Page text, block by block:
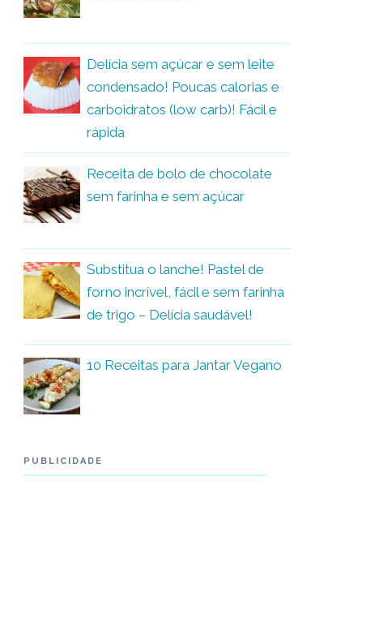
Delícia sem açúcar e sem leite
condensado! Poucas calorias e
carboidratos (low carb)! Fácil e
rápida
Receita de bolo de chocolate
sem farinha e sem açúcar
Substitua o lanche! Pastel de
forno incrível, fácil e sem farinha
de trigo – Delícia saudável!
10 Receitas para Jantar Vegano
PUBLICIDADE